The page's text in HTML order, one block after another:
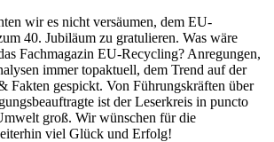
wir es nicht versäumen, dem EU-
40. Jubiläum zu gratulieren. Was wäre
Fachmagazin EU-Recycling? Anregungen,
immer topaktuell, dem Trend auf der
Fakten gespickt. Von Führungskräften über
ist der Leserkreis in puncto
groß. Wir wünschen für die
viel Glück und Erfolg!